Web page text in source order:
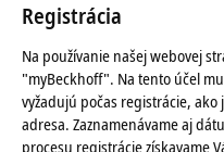
Registrácia
Na používanie našej webovej
"myBeckhoff". Na tento účel
vyžadujú počas registrácie, ako
adresa. Zaznamenávame aj
procesu registrácie získavame